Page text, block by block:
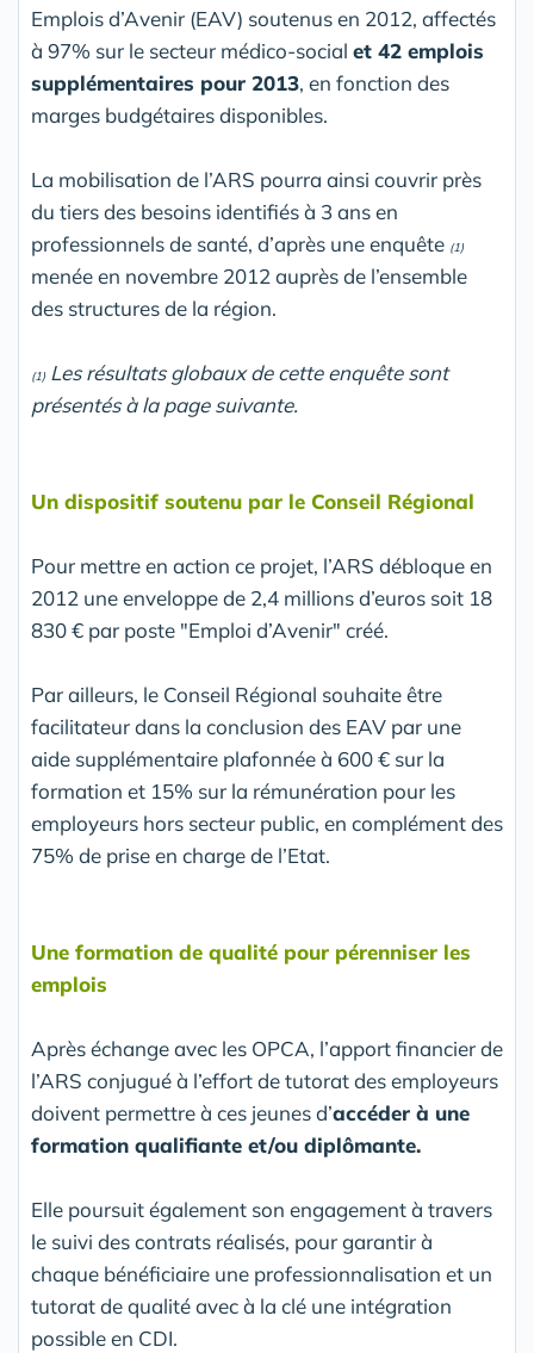
Emplois d’Avenir (EAV) soutenus en 2012, affectés
à 97% sur le secteur médico-social et 42 emplois
supplémentaires pour 2013, en fonction des
marges budgétaires disponibles.
La mobilisation de l’ARS pourra ainsi couvrir près
du tiers des besoins identifiés à 3 ans en
professionnels de santé, d’après une enquête (1)
menée en novembre 2012 auprès de l’ensemble
des structures de la région.
(1) Les résultats globaux de cette enquête sont
présentés à la page suivante.
Un dispositif soutenu par le Conseil Régional
Pour mettre en action ce projet, l’ARS débloque en
2012 une enveloppe de 2,4 millions d’euros soit 18
830 € par poste "Emploi d’Avenir" créé.
Par ailleurs, le Conseil Régional souhaite être
facilitateur dans la conclusion des EAV par une
aide supplémentaire plafonnée à 600 € sur la
formation et 15% sur la rémunération pour les
employeurs hors secteur public, en complément des
75% de prise en charge de l’Etat.
Une formation de qualité pour pérenniser les
emplois
Après échange avec les OPCA, l’apport financier de
l’ARS conjugué à l’effort de tutorat des employeurs
doivent permettre à ces jeunes d’accéder à une
formation qualifiante et/ou diplômante.
Elle poursuit également son engagement à travers
le suivi des contrats réalisés, pour garantir à
chaque bénéficiaire une professionnalisation et un
tutorat de qualité avec à la clé une intégration
possible en CDI.